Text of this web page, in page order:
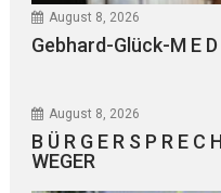
August 8, 2026
Gebhard-Glück-M E
August 8, 2026
B Ü R G E R S P R E
WEGER